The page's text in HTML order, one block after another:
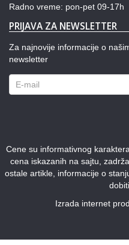
Radno vreme: pon-pet 09-17h
PRIJAVA ZA NEWSLETTER
Za najnovije informacije o
newsletter
Cene su informativnog
cena iskazanih na sajtu,
ostale artikle, informacije o
Izrada internet